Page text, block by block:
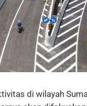
di wilayah